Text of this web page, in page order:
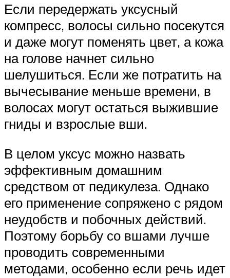
Если передержать уксусный
компресс, волосы сильно посекутся
и даже могут поменять цвет, а кожа
на голове начнет сильно
шелушиться. Если же потратить на
вычесывание меньше времени, в
волосах могут остаться выжившие
гниды и взрослые вши.
В целом уксус можно назвать
эффективным домашним
средством от педикулеза. Однако
его применение сопряжено с рядом
неудобств и побочных действий.
Поэтому борьбу со вшами лучше
проводить современными
методами, особенно если речь идет